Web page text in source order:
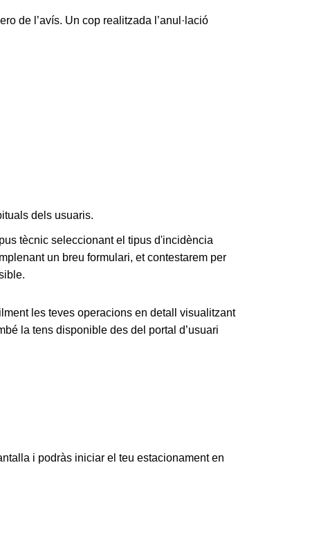
de l’avís. Un cop realitzada l’anul·lació
dels usuaris.
tècnic seleccionant el tipus d'incidència
un breu formulari, et contestarem per
les teves operacions en detall visualitzant
la tens disponible des del portal d’usuari
i podràs iniciar el teu estacionament en